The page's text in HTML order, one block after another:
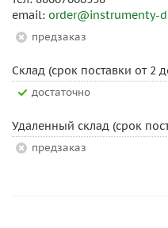
email: order@instrumenty-
Предзаказ
Склад (срок поставки от 2
Достаточно
Удаленный склад (срок
Предзаказ